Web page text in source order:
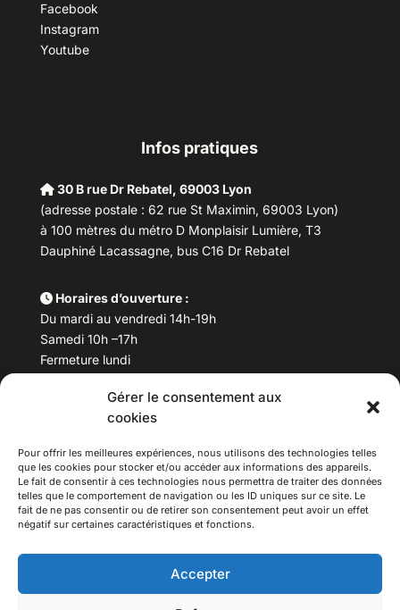
Gérer le consentement aux
cookies
Pour offrir les meilleures expériences, nous utilisons des technologies telles
que les cookies pour stocker et/ou accéder aux informations des appareils.
Le fait de consentir à ces technologies nous permettra de traiter des données
telles que le comportement de navigation ou les ID uniques sur ce site. Le
fait de ne pas consentir ou de retirer son consentement peut avoir un effet
négatif sur certaines caractéristiques et fonctions.
Accepter
Facebook
Instagram
Youtube
Infos pratiques
30 B rue Dr Rebatel, 69003 Lyon
(adresse postale : 62 rue St Maximin, 69003 Lyon)
à 100 mètres du métro D Monplaisir Lumière, T3
Dauphiné Lacassagne, bus C16 Dr Rebatel
Horaires d’ouverture :
Du mardi au vendredi 14h-19h
Samedi 10h –17h
Fermeture lundi
Téléphone :
04 78 53 06 40
maisondesculturesasiatiques@asiexpo.com